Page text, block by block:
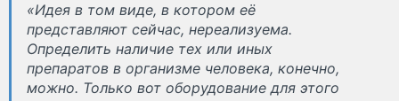
«Идея в том виде, в котором её
представляют сейчас, нереализуема.
Определить наличие тех или иных
препаратов в организме человека, конечно,
можно. Только вот оборудование для этого